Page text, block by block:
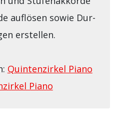
auflösen sowie Dur-
erstellen.
Quintenzirkel Piano
Piano